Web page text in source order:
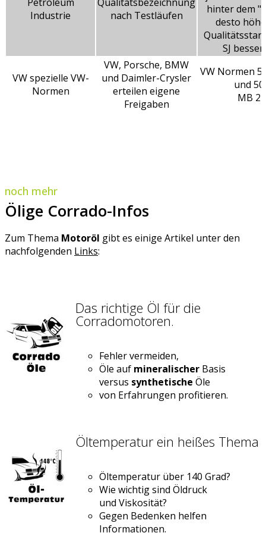
Petroleum
Industrie
Qualitätsbezeichnung
nach Testläufen
hinter dem
desto
SJ
VW spezielle VW-
Normen
VW, Porsche, BMW
und Daimler-Crysler
erteilen eigene
Freigaben
VW Normen
und
MB
noch mehr
Ölige Corrado-Infos
Zum Thema Motoröl gibt es einige Artikel unter den
nachfolgenden Links:
Das richtige Öl für die
Corradomotoren.
Fehler vermeiden,
Öle auf mineralischer Basis
versus synthetische Öle
von Erfahrungen profitieren.
Öltemperatur ein heißes Thema
Öltemperatur über 140 Grad?
Wie wichtig sind Öldruck
und Viskosität?
Gegen Bedenken helfen
Informationen.